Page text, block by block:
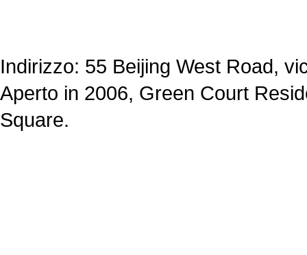
Indirizzo: 55 Beijing West Road,
Aperto in 2006, Green Court
Square.